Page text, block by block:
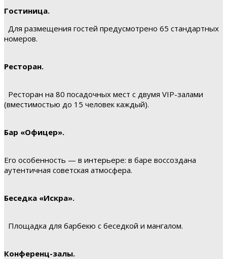
Гостиница.
Для размещения гостей предусмотрено 65 стандартных
номеров.
Ресторан.
Ресторан на 80 посадочных мест с двумя VIP-залами
(вместимостью до 15 человек каждый).
Бар «Офицер».
Его особенность — в интерьере: в баре воссоздана
аутентичная советская атмосфера.
Беседка «Искра».
Площадка для барбекю с беседкой и мангалом.
Конференц-залы.